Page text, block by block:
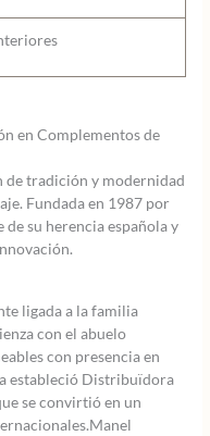
en Complementos de
de tradición y modernidad
Fundada en 1987 por
su herencia española y
ligada a la familia
con el abuelo
con presencia en
estableció Distribuïdora
se convirtió en un